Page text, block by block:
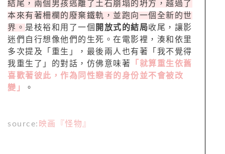
結尾，兩個男孩逃離了土石崩塌的坍方，越過了
本來有著柵欄的廢棄鐵軌，並跑向一個全新的世
界。 是枝裕和用了一個 開放式的結局收尾，讓影
迷們自行想像他們的生死。在電影裡，湊和依里
多次提及「重生」，最後兩人也有著「我不覺得
我重生了」的對話，仿佛意味著
「就算重生依舊
喜歡著彼此，作為同性戀者的身份並不會被改
變」
。
source: 映画『怪物』